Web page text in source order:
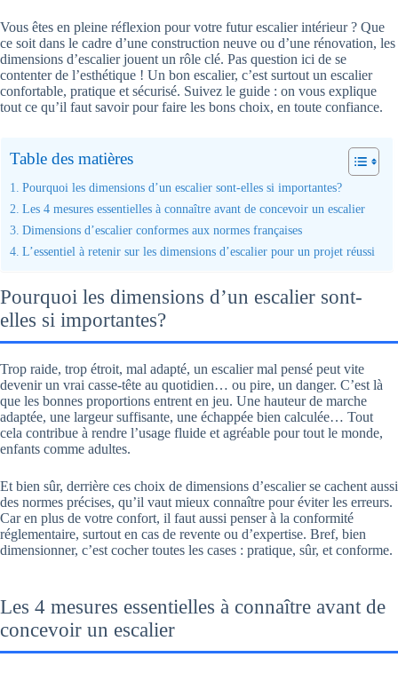
Vous êtes en pleine réflexion pour votre futur escalier intérieur ? Que
ce soit dans le cadre d’une construction neuve ou d’une rénovation, les
dimensions d’escalier jouent un rôle clé. Pas question ici de se
contenter de l’esthétique ! Un bon escalier, c’est surtout un escalier
confortable, pratique et sécurisé. Suivez le guide : on vous explique
tout ce qu’il faut savoir pour faire les bons choix, en toute confiance.
Table des matières
Pourquoi les dimensions d’un escalier sont-elles si importantes?
Les 4 mesures essentielles à connaître avant de concevoir un escalier
Dimensions d’escalier conformes aux normes françaises
L’essentiel à retenir sur les dimensions d’escalier pour un projet réussi
Pourquoi les dimensions d’un escalier sont-
elles si importantes?
Trop raide, trop étroit, mal adapté, un escalier mal pensé peut vite
devenir un vrai casse-tête au quotidien… ou pire, un danger. C’est là
que les bonnes proportions entrent en jeu. Une hauteur de marche
adaptée, une largeur suffisante, une échappée bien calculée… Tout
cela contribue à rendre l’usage fluide et agréable pour tout le monde,
enfants comme adultes.
Et bien sûr, derrière ces choix de dimensions d’escalier se cachent aussi
des normes précises, qu’il vaut mieux connaître pour éviter les erreurs.
Car en plus de votre confort, il faut aussi penser à la conformité
réglementaire, surtout en cas de revente ou d’expertise. Bref, bien
dimensionner, c’est cocher toutes les cases : pratique, sûr, et conforme.
Les 4 mesures essentielles à connaître avant de
concevoir un escalier